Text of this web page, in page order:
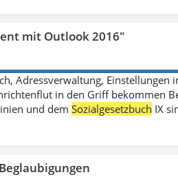
mit Outlook 2016"
Adressverwaltung,
in den Griff bekommen
und demSozialgesetzbuch IX